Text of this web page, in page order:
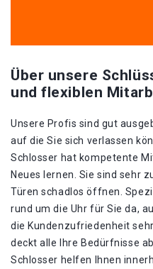
Über unsere
und flexiblen
Unsere Profis sind gut
auf die Sie sich verlassen
Schlosser hat kompetente
Neues lernen. Sie sind sehr
Türen schadlos öffnen.
rund um die Uhr für Sie da,
die Kundenzufriedenheit
deckt alle Ihre Bedürfnisse
Schlosser helfen Ihnen